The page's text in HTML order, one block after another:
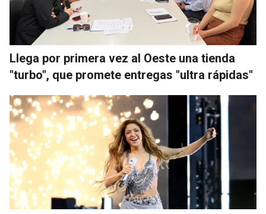
Llega por primera vez al Oeste una tienda
"turbo", que promete entregas "ultra rápidas"